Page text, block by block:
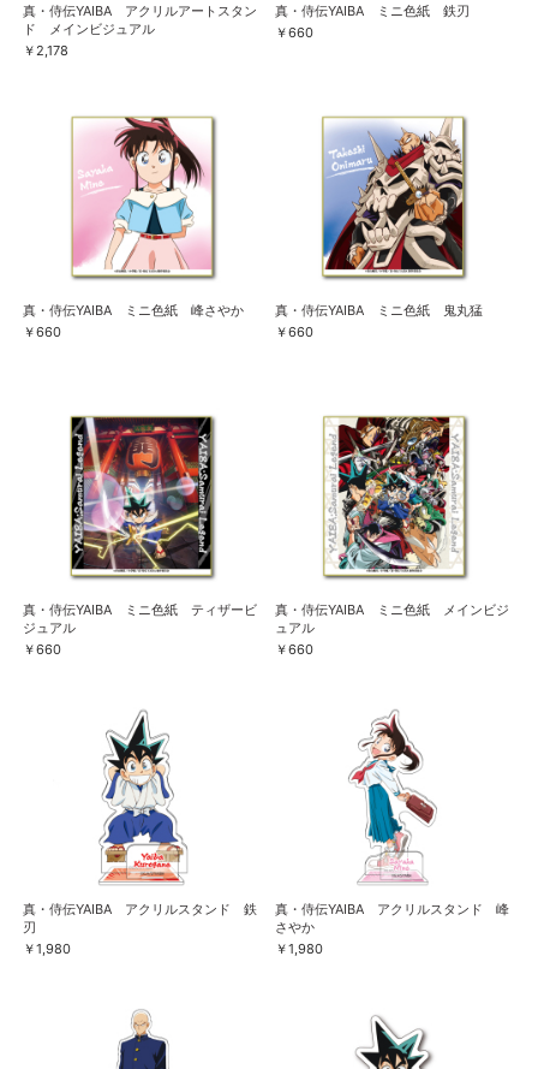
真・侍伝YAIBA アクリルアートスタン
ド メインビジュアル
￥2,178
真・侍伝YAIBA ミニ色紙 鉄刃
￥660
真・侍伝YAIBA ミニ色紙 峰さやか
￥660
真・侍伝YAIBA ミニ色紙 鬼丸猛
￥660
真・侍伝YAIBA ミニ色紙 ティザービ
ジュアル
￥660
真・侍伝YAIBA ミニ色紙 メインビジ
ュアル
￥660
真・侍伝YAIBA アクリルスタンド 鉄
刃
￥1,980
真・侍伝YAIBA アクリルスタンド 峰
さやか
￥1,980